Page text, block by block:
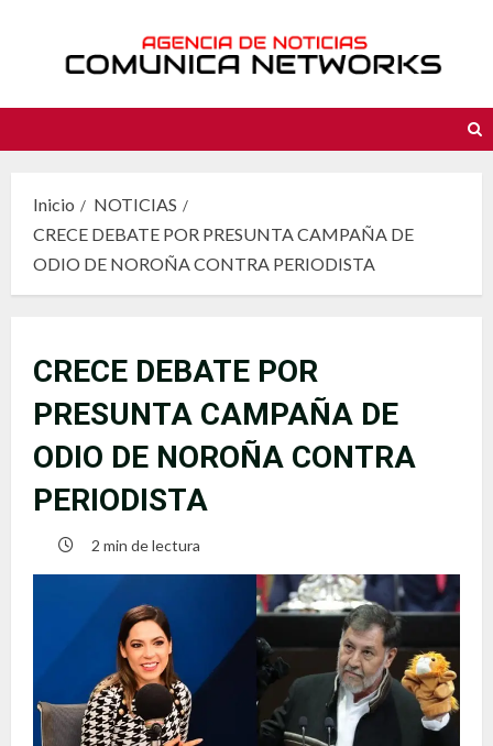
contenido
Inicio
NOTICIAS
CRECE DEBATE POR PRESUNTA CAMPAÑA DE
ODIO DE NOROÑA CONTRA PERIODISTA
CRECE DEBATE POR
PRESUNTA CAMPAÑA DE
ODIO DE NOROÑA CONTRA
PERIODISTA
2 min de lectura